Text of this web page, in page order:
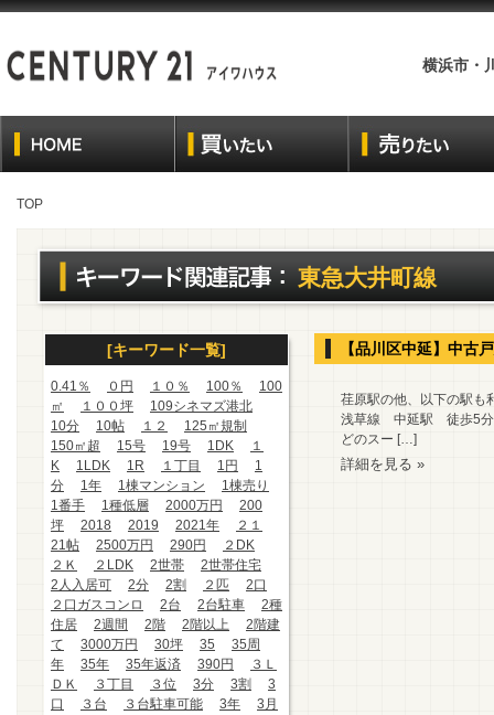
横浜市・
TOP
東急大井町線
[キーワード一覧]
0.41％ ０円 １０％ 100％
100
㎡
１００坪
109シネマズ港北
10分
10帖 １２
125㎡規制
150㎡超
15号 19号 1DK
１
K
1LDK 1R １丁目 1円
1
分
1年 1棟マンション
1棟売り
1番手
1種低層 2000万円
200
坪
2018 2019 2021年
２１
21帖
2500万円 290円
２DK
２Ｋ
２LDK 2世帯
2世帯住宅
2人入居可
2分 2割 ２匹
2口
２口ガスコンロ
2台 2台駐車
2種
住居
2週間 2階 2階以上
2階建
て
3000万円 30坪 35
35周
年
35年 35年返済 390円
３Ｌ
ＤＫ
３丁目 ３位 3分 3割
3
口
３台 ３台駐車可能 3年
3月
【品川区中延】中古
荏原駅の他、以下の駅
浅草線 中延駅 徒歩5分
どのスー […]
詳細を見る »